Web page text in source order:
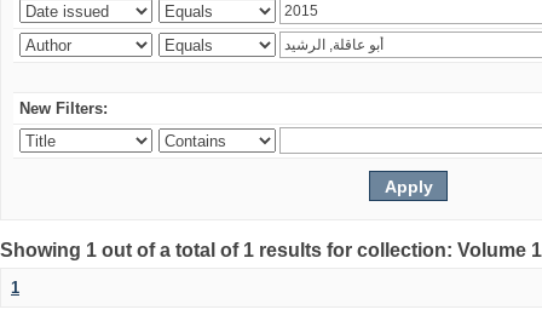
New Filters:
Showing 1 out of a total of 1 results for collection: Volume
1